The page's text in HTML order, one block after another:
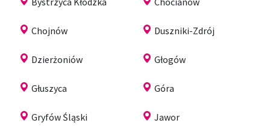
Chojnów Duszniki-Zdrój
Dzierżoniów Głogów
Głuszyca Góra
Gryfów Śląski Jawor